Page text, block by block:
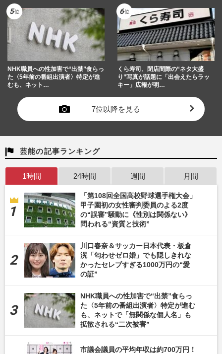
NHK職員への性加害で“出禁”食らっ
た〈5年前の番組出演者〉特定が進
むも、ネット…
くら寿司、閉店間際の“ネタ大盛
り”写真が話題に「出会えたらラッ
キー」広報が明…
7位以降を見る
芸能の記事ランキング
1時間 24時間 週間 月間
「第108回全国高校野球選手権大会」
甲子園初の女性審判委員のよる2度
の“誤審”騒動に《性別は関係ない》
問われる“資質と技術”
川口春奈＆サッカー日本代表・板倉
滉「匂わせゼロ婚」でも隠しきれな
かったセレブすぎる1000万円の“愛
の証”
NHK職員への性加害で“出禁”食らっ
た〈5年前の番組出演者〉特定が進む
も、ネットで「無関係な個人名」も
拡散される“二次被害”
市議会議員の平均年収は約700万円！